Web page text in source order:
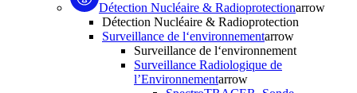
Détection Nucléaire & Radioprotectionarrow
Détection Nucléaire & Radioprotection
Surveillance de l‘environnementarrow
Surveillance de l‘environnement
Surveillance Radiologique de
l’Environnementarrow